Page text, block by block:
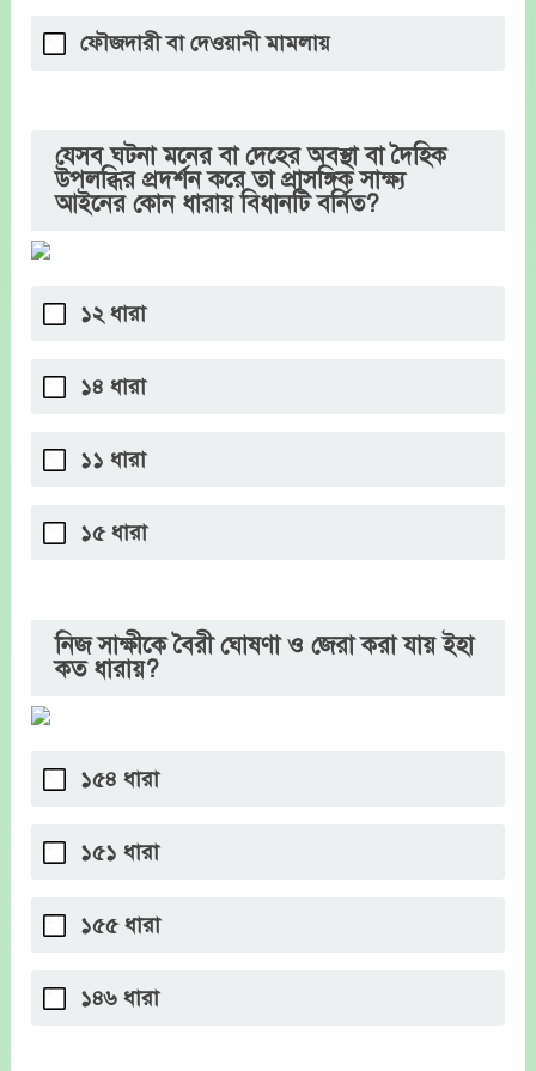
ফৌজদারী বা দেওয়ানী মামলায়
যেসব ঘটনা মনের বা দেহের অবস্থা বা দৈহিক
উপলব্ধির প্রদর্শন করে তা প্রাসঙ্গিক সাক্ষ্য
আইনের কোন ধারায় বিধানটি বর্নিত?
১২ ধারা
১৪ ধারা
১১ ধারা
১৫ ধারা
নিজ সাক্ষীকে বৈরী ঘোষণা ও জেরা করা যায় ইহা
কত ধারায়?
১৫৪ ধারা
১৫১ ধারা
১৫৫ ধারা
১৪৬ ধারা